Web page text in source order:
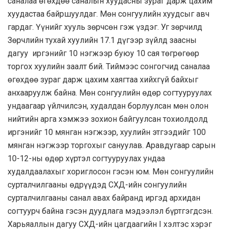
хуудастаа байршуулдаг. Мөн сонгуулийн хуудсыг авч
гардаг. Үүнийг хууль зөрчсөн гэж үздэг. Уг зөрчилд
Зөрчлийн тухай хуулийн 17.1 дүгээр зүйлд заасны
дагуу иргэнийг 10 нэгжээр буюу 10 сая төгрөгөөр
торгох хуулийн заалт бий. Тиймээс сонгогчид саналаа
өгөхдөө зураг дарж цахим хаягтаа хийхгүй байхыг
анхааруулж байна. Мөн сонгуулийн өдөр согтууруулах
ундаагаар үйлчилсэн, худалдан борлуулсан мөн олон
нийтийн арга хэмжээ зохион байгуулсан тохиолдолд
иргэнийг 10 мянган нэгжээр, хуулийн этгээдийг 100
мянган нэгжээр торгохыг сануулав. Аравдугаар сарын
10-12-ны өдөр хүртэл согтууруулах ундаа
худалдаалахыг хориглосон гэсэн юм. Мөн сонгуулийн
сурталчилгааны өдрүүдэд СХД-ийн сонгуулийн
сурталчилгааны санал авах байранд иргэд архидан
согтуурч байна гэсэн дуудлага мэдээлэл бүртгэгдсэн.
Харьяаллын дагуу СХД-ийн цагдаагийн I хэлтэс хэрэг